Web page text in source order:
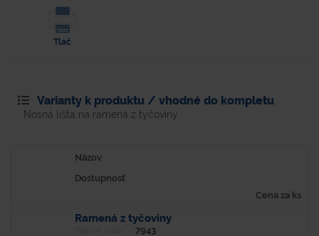
Tlač
Varianty k produktu / vhodné do kompletu
Nosná lišta na ramená z tyčoviny
Názov
Dostupnosť
Cena za ks
Ramená z tyčoviny
7943